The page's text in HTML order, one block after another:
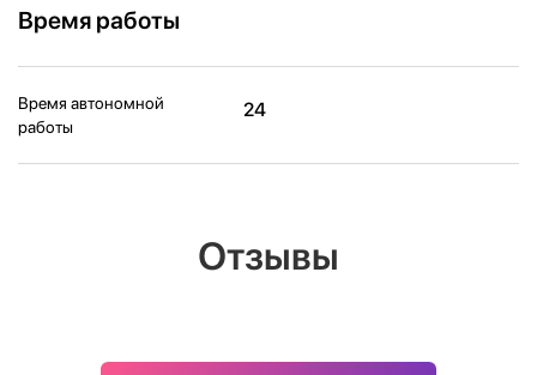
Время работы
Время автономной
работы
24
Отзывы